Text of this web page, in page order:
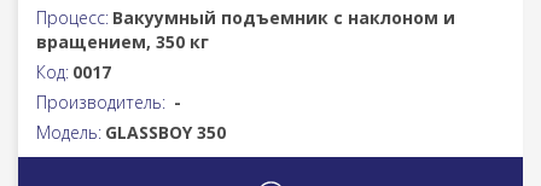
Процесс: Вакуумный подъемник с наклоном и
вращением, 350 кг
Код: 0017
Производитель: -
Модель: GLASSBOY 350